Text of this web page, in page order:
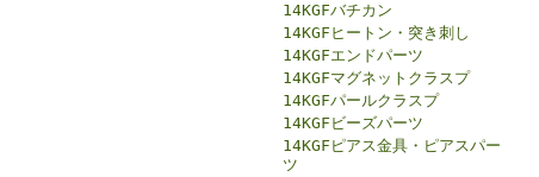
14KGFバチカン
14KGFヒートン・突き刺し
14KGFエンドパーツ
14KGFマグネットクラスプ
14KGFパールクラスプ
14KGFビーズパーツ
14KGFピアス金具・ピアスパー
ツ